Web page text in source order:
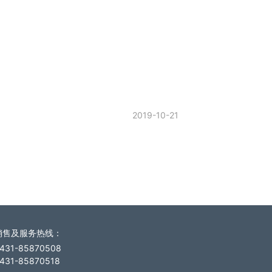
2019-10-21
售及服务热线 ：
85870508
85870518